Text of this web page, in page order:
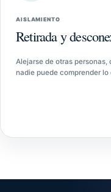
AISLAMIENTO
Retirada y
Alejarse de otras
nadie puede comprender lo